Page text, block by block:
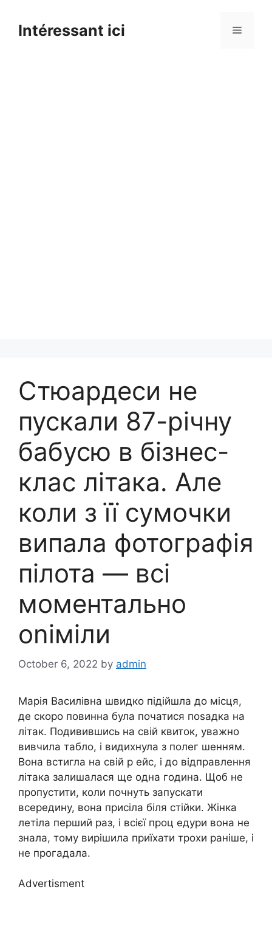
contentIntéressant ici Menu
Стюардеси не
пускали 87-річну
бабусю в бізнес-
клас літака. Але
коли з її сумочки
випала фотографія
пілота — всі
моментально
оnіміли
October 6, 2022 by admin
Марія Василівна швидко підійшла до місця,
де скоро повинна була початися поsадка на
літак. Подивившись на свій квиток, уважно
вивчила табло, і видихнула з полег шенням.
Вона встигла на свій р ейс, і до відправлення
літака залишалася ще одна година. Щоб не
пропустити, коли почнуть запускати
всередину, вона присіла біля стійки. Жінка
летіла перший раз, і всієї проц едури вона не
знала, тому вирішила приїхати трохи раніше, і
не прогадала.
Advertisment